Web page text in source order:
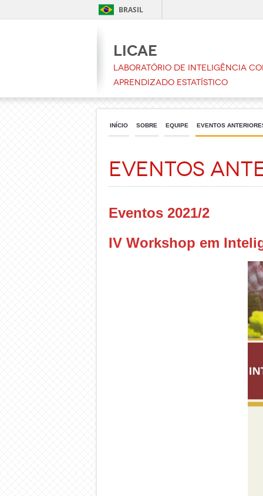
BRASIL
LICAE
Laboratório de Inteligência
Aprendizado Estatístico
INÍCIO SOBRE EQUIPE EVENTOS
Eventos
Eventos 2021/2
IV Workshop em